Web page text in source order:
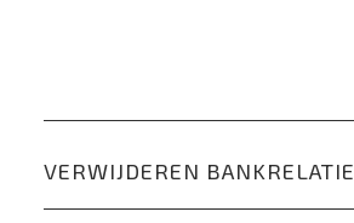
VERWIJDEREN BANKRELATIE